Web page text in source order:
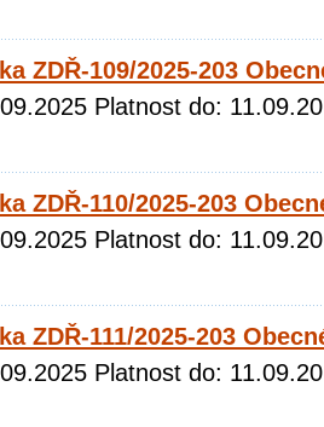
ZDŘ-109/2025-203
Platnost do:
ZDŘ-110/2025-203
Platnost do:
ZDŘ-111/2025-203
Platnost do: